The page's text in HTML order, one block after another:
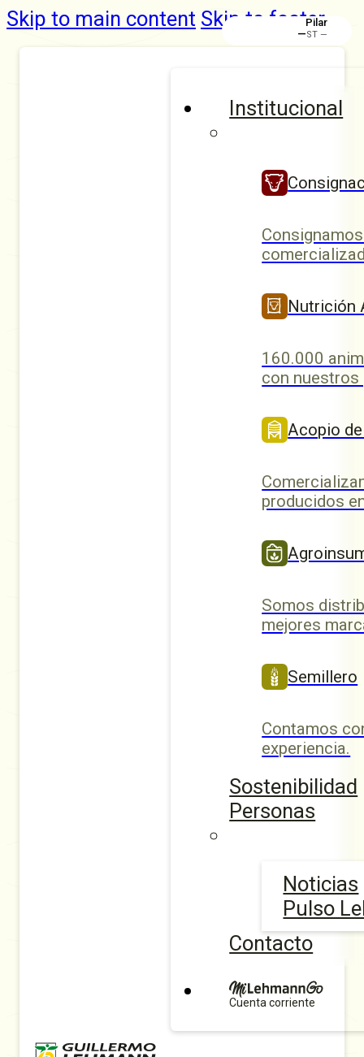
Skip to main content Skip to footer
Institucional
Nutrición
160.000
con
Acopio
producidos
Somos
mejores
Semillero
Contamos
experiencia.
Sostenibilidad
Personas
Noticias
Pulso
Contacto
Pilar
—ST —
Cuenta corriente